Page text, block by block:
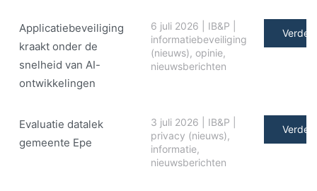
Applicatiebeveiliging
kraakt onder de
snelheid van AI-
ontwikkelingen
6 juli 2026 IB&P
informatiebeveiliging
(nieuws), opinie,
nieuwsberichten
Verder
Evaluatie datalek
gemeente Epe
3 juli 2026 IB&P
privacy (nieuws),
informatie,
nieuwsberichten
Verder